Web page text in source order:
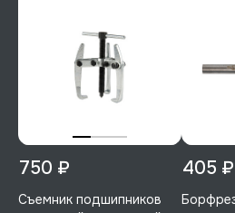
750 ₽
Съемник подшипников
405 ₽